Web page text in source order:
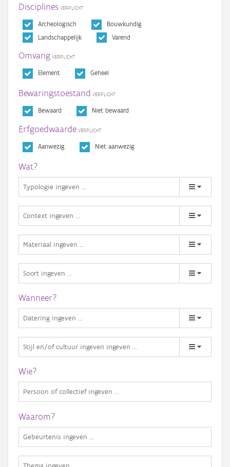
Disciplines
Archeologisch
Bouwkundig
Landschappelijk
Varend
Omvang
Element Geheel
Bewaringstoestand
Bewaard Niet bewaard
Erfgoedwaarde
Aanwezig Niet aanwezig
Wat?
Wanneer?
Wie?
Waarom?